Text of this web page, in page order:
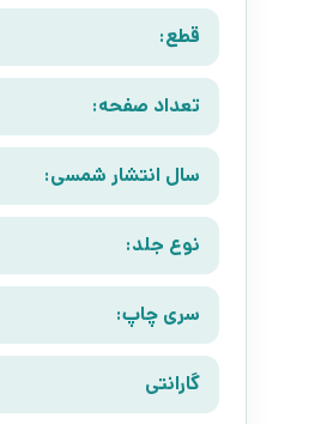
قطع:
تعداد صفحه:
سال انتشار شمسی:
نوع جلد:
سری چاپ:
گارانتی